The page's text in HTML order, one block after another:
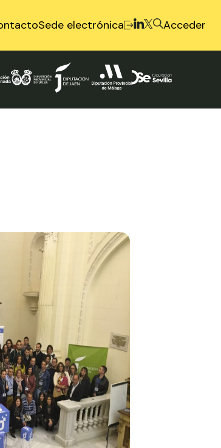
Sede electrónica Acceder